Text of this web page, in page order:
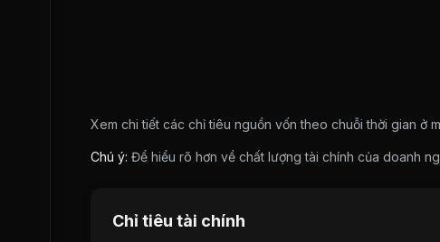
Xem chi tiết các chỉ tiêu nguồn vốn theo chuỗi thời gian ở
Chú ý: Để hiểu rõ hơn về chất lượng tài chính của doanh
Chỉ tiêu tài chính